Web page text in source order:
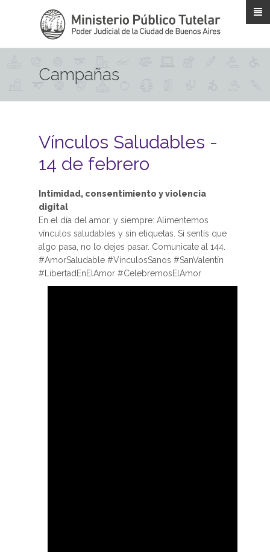
Campañas
Vínculos Saludables -
14 de febrero
Intimidad, consentimiento y violencia
digital
En el día del amor, y siempre: Alimentemos
vínculos saludables y sin etiquetas. Si sentís que
algo pasa, no lo dejes pasar. Comunicate al 144.
#AmorSaludable #VínculosSanos #SanValentín
#LibertadEnElAmor #CelebremosElAmor